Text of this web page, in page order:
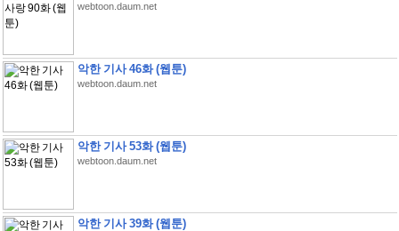
webtoon.daum.net
악한 기사 46화 (웹툰)
webtoon.daum.net
악한 기사 53화 (웹툰)
webtoon.daum.net
악한 기사 39화 (웹툰)